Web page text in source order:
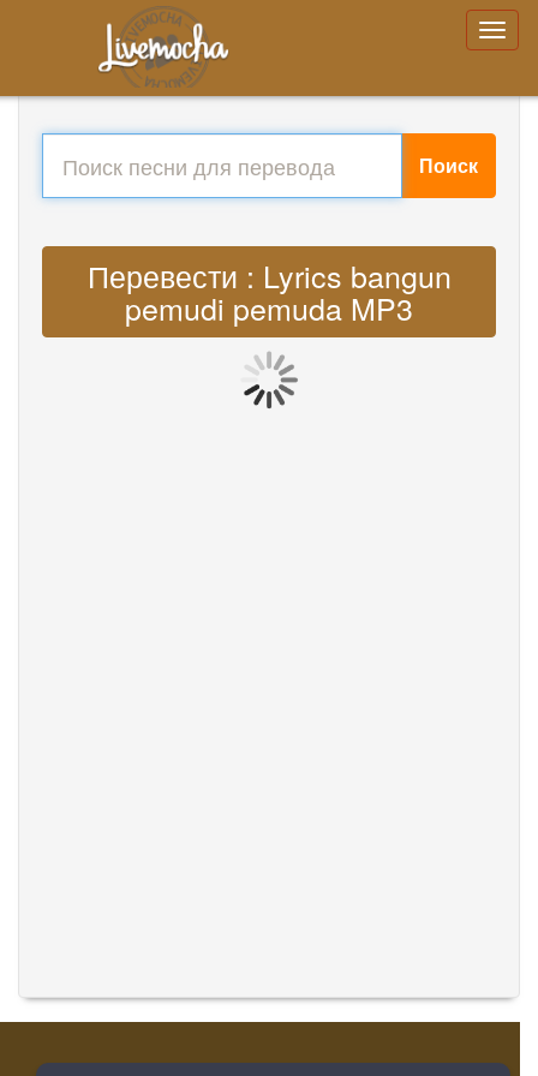
Поиск
Перевести : Lyrics bangun
pemudi pemuda MP3